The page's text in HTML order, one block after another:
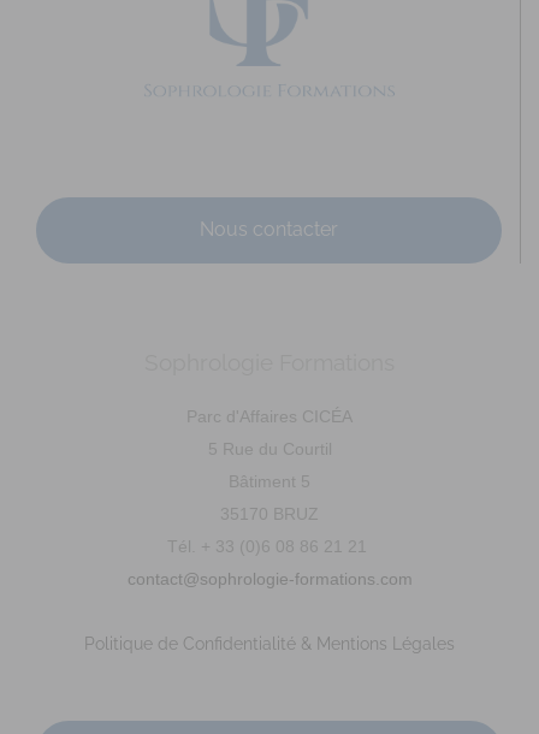
Nous contacter
Parc d'Affaires CICÉA
5 Rue du Courtil
Bâtiment 5
35170 BRUZ
Tél. + 33 (0)6 08 86 21 21
contact@sophrologie-formations.com
Politique de Confidentialité & Mentions Légales